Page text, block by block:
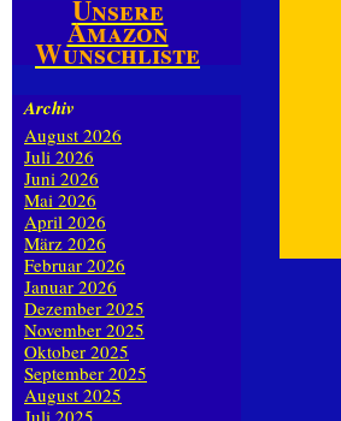
Unsere
Amazon
Wunschliste
Archiv
August 2026
Juli 2026
Juni 2026
Mai 2026
April 2026
März 2026
Februar 2026
Januar 2026
Dezember 2025
November 2025
Oktober 2025
September 2025
August 2025
Juli 2025